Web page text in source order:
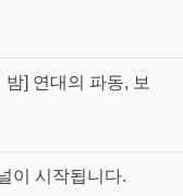
] 연대의 파동, 보
이 시작됩니다.